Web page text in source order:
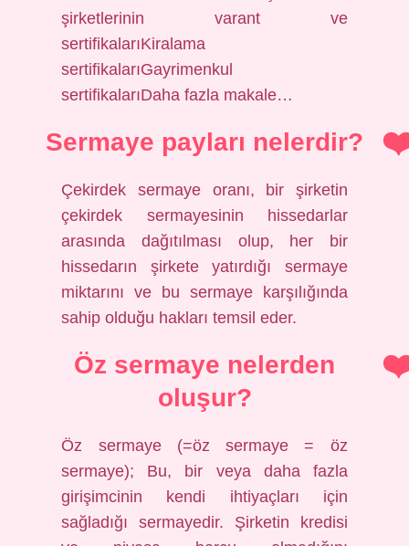
şirketlerinin varant ve
sertifikalarıKiralama
sertifikalarıGayrimenkul
sertifikalarıDaha fazla makale…
Sermaye payları nelerdir?
Çekirdek sermaye oranı, bir şirketin
çekirdek sermayesinin hissedarlar
arasında dağıtılması olup, her bir
hissedarın şirkete yatırdığı sermaye
miktarını ve bu sermaye karşılığında
sahip olduğu hakları temsil eder.
Öz sermaye nelerden
oluşur?
Öz sermaye (=öz sermaye = öz
sermaye); Bu, bir veya daha fazla
girişimcinin kendi ihtiyaçları için
sağladığı sermayedir. Şirketin kredisi